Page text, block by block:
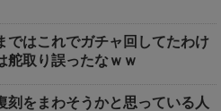
ではこれでガチャ回してたわけ
舵取り誤ったなｗｗ
刻をまわそうかと思っている人